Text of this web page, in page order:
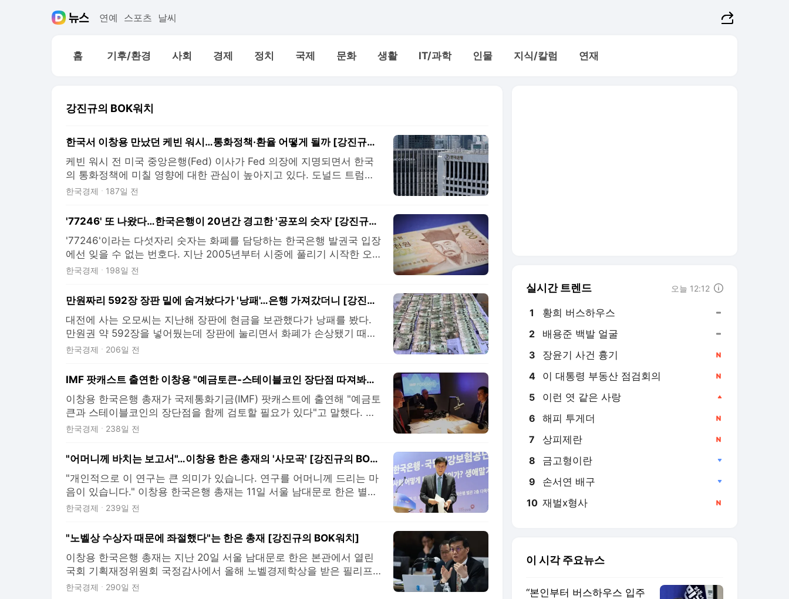
연예 스포츠 날씨
홈 기후/환경 사회 경제 정치 국제 문화 생활 IT/과학 인물 지식/칼럼 연재
강진규의 BOK워치
한국서 이창용 만났던 케빈 워시…통화정책·환율 어떻게 될까 [강진규의 BOK워치]
케빈 워시 전 미국 중앙은행(Fed) 이사가 Fed 의장에 지명되면서 한국
의 통화정책에 미칠 영향에 대한 관심이 높아지고 있다. 도널드 트럼프
미국 대통령의 요구에 따라 금리 인하가 있을 것으로 예상되면서 한미간
가가 어떻게 반영될지 주목된다. 이창용 한국은행 총재 취임 후 한은에
방문
한국경제 187일 전
'77246' 또 나왔다…한국은행이 20년간 경고한 '공포의 숫자' [강진규의 BOK워치]
'77246'이라는 다섯자리 숫자는 화폐를 담당하는 한국은행 발권국 입장
에선 잊을 수 없는 번호다. 지난 2005년부터 시중에 풀리기 시작한 오
천원권 위조화폐의 일련번호이기 때문이다. 21일 한은 발권국에 따르
장에서 33.3% 감소했다. 2017년까지는 매년 1000장 이상 적발
한국경제 198일 전
만원짜리 592장 장판 밑에 숨겨놨다가 '낭패'…은행 가져갔더니 [강진규의 BOK워치]
대전에 사는 오모씨는 지난해 장판에 현금을 보관했다가 낭패를 봤다.
만원권 약 592장을 넣어뒀는데 장판에 눌리면서 화폐가 손상됐기 때문
이다. 다행히 한국은행에 찾아가 교환을 받는 데 성공했지만 아찔했다.
폐가 습기로 손상됐다. 광주에서 사업하는 이모씨는 업장 내 화재가 나
면서 현금이 불에
한국경제 206일 전
IMF 팟캐스트 출연한 이창용 "예금토큰-스테이블코인 장단점 따져봐야" [강진규의 BOK워치]
이창용 한국은행 총재가 국제통화기금(IMF) 팟캐스트에 출연해 "예금토
큰과 스테이블코인의 장단점을 함께 검토할 필요가 있다"고 말했다. 한
은이 중심이 돼 추진하고 있는 예금 기반의 토큰과 민간이 발행할 것으
지시간) 이런 내용을 담은 팟캐스트를 공개했다. 이 총재는 지난 10월 I
MF 총
한국경제 238일 전
"어머니께 바치는 보고서"…이창용 한은 총재의 '사모곡' [강진규의 BOK워치]
"개인적으로 이 연구는 큰 의미가 있습니다. 연구를 어머니께 드리는 마
음이 있습니다." 이창용 한국은행 총재는 11일 서울 남대문로 한은 별관
에서 '연명의료'를 주제로 연 한은-국민건강보험공단 공동 심포지엄에
해 8월 세상을 떠난 어머니 얘기였다. 한은은 이날 생애말기 연명의료에
대한 구조개
한국경제 239일 전
"노벨상 수상자 때문에 좌절했다"는 한은 총재 [강진규의 BOK워치]
이창용 한국은행 총재는 지난 20일 서울 남대문로 한은 본관에서 열린
국회 기획재정위원회 국정감사에서 올해 노벨경제학상을 받은 필리프
아기옹 교수에 관한 질문을 받고 "저를 좌절하게 한 인물"이라고 말했
한국경제 290일 전
실시간 트렌드 오늘 12:12
1
황희 버스하우스
2
배용준 백발 얼굴
3
장윤기 사건 흉기
4
이 대통령 부동산 점검회의
5
이런 엿 같은 사랑
6
해피 투게더
7
상피제란
8
금고형이란
9
손서연 배구
10 재벌x형사
이 시각 주요뉴스
“본인부터 버스하우스 입주